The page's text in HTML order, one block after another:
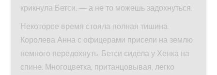
крикнула Бетси, — а не то можешь задохнуться.
Некоторое время стояла полная тишина.
Королева Анна с офицерами присели на землю
немного передохнуть. Бетси сидела у Хенка на
спине. Многоцветка, пританцовывая, легко